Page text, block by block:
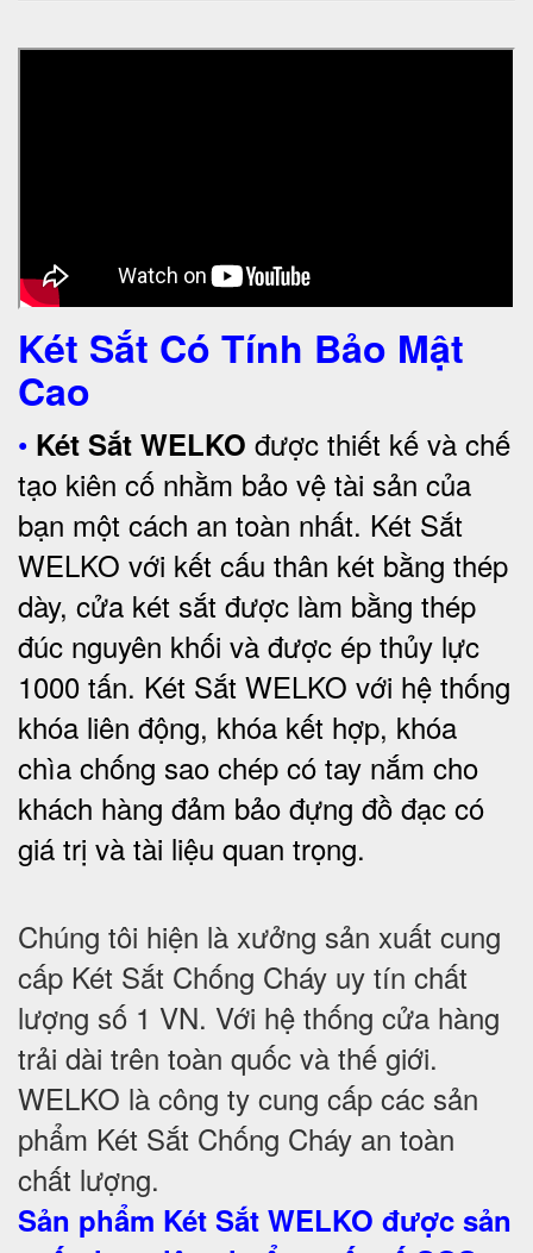
Két Sắt Có Tính Bảo Mật
Cao
• Két Sắt WELKO được thiết kế và chế
tạo kiên cố nhằm bảo vệ tài sản của
bạn một cách an toàn nhất. Két Sắt
WELKO với kết cấu thân két bằng thép
dày, cửa két sắt được làm bằng thép
đúc nguyên khối và được ép thủy lực
1000 tấn. Két Sắt WELKO với hệ thống
khóa liên động, khóa kết hợp, khóa
chìa chống sao chép có tay nắm cho
khách hàng đảm bảo đựng đồ đạc có
giá trị và tài liệu quan trọng.
Chúng tôi hiện là xưởng sản xuất cung
cấp Két Sắt Chống Cháy uy tín chất
lượng số 1 VN. Với hệ thống cửa hàng
trải dài trên toàn quốc và thế giới.
WELKO là công ty cung cấp các sản
phẩm Két Sắt Chống Cháy an toàn
chất lượng.
Sản phẩm Két Sắt WELKO được sản